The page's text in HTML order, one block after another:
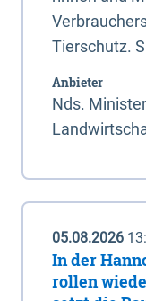
Tierschutz.
Anbieter
Nds.
05.08.2026
In der
rollen